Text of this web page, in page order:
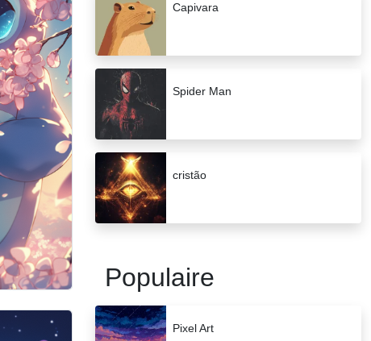
Capivara
Spider Man
cristão
Populaire
Pixel Art